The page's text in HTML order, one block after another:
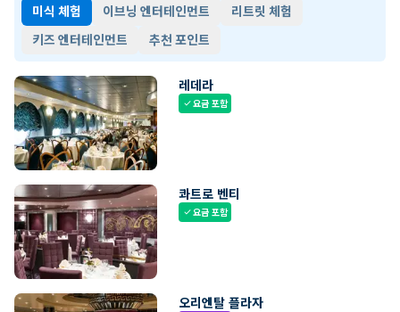
미식 체험 이브닝 엔터테인먼트
리트릿 체험
키즈 엔터테인먼트
추천 포인트
레데라
check요금 포함
콰트로 벤티
check요금 포함
오리엔탈 플라자